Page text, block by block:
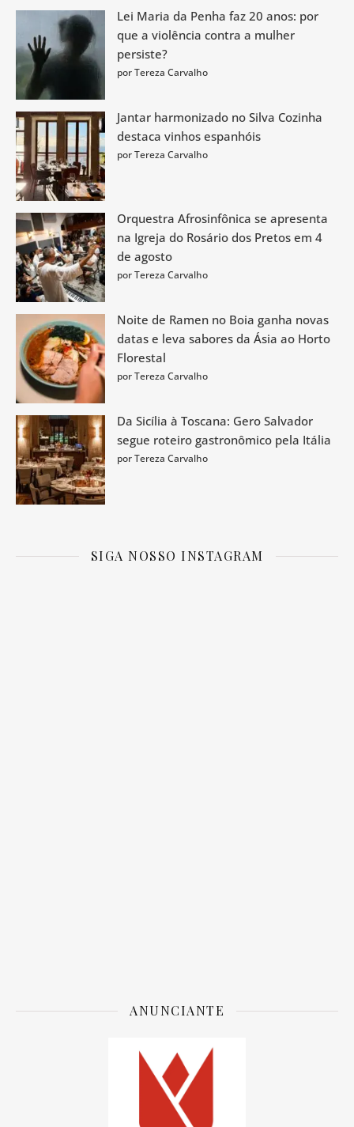
Lei Maria da Penha faz 20 anos: por
que a violência contra a mulher
persiste?
por Tereza Carvalho
Jantar harmonizado no Silva Cozinha
destaca vinhos espanhóis
por Tereza Carvalho
Orquestra Afrosinfônica se apresenta
na Igreja do Rosário dos Pretos em 4
de agosto
por Tereza Carvalho
Noite de Ramen no Boia ganha novas
datas e leva sabores da Ásia ao Horto
Florestal
por Tereza Carvalho
Da Sicília à Toscana: Gero Salvador
segue roteiro gastronômico pela Itália
por Tereza Carvalho
SIGA NOSSO INSTAGRAM
ANUNCIANTE